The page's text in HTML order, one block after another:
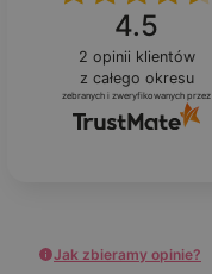
4.5
2 opinii klientów
z całego okresu
zebranych i zweryfikowanych przez
Jak zbieramy opinie?